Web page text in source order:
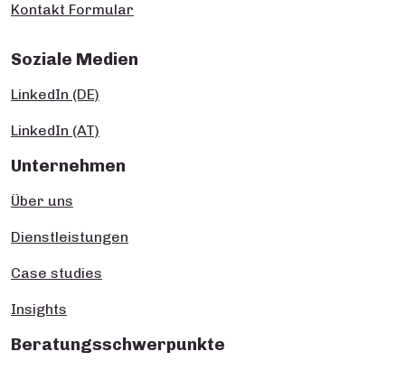
Kontakt Formular
Soziale Medien
LinkedIn (DE)
LinkedIn (AT)
Unternehmen
Über uns
Dienstleistungen
Case studies
Insights
Beratungsschwerpunkte